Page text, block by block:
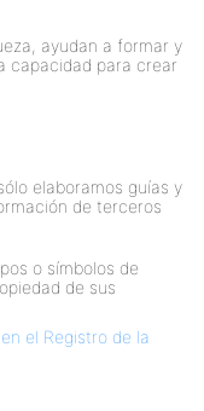
ayudan a formar y
capacidad para crear
elaboramos guías y
de terceros
o símbolos de
de sus
el Registro de la